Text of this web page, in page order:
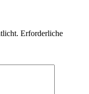
Erforderliche